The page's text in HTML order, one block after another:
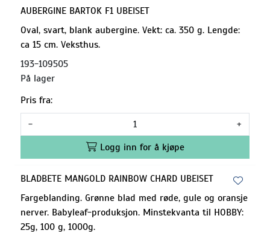
AUBERGINE BARTOK F1 UBEISET
Oval, svart, blank aubergine. Vekt: ca. 350 g. Lengde:
ca 15 cm. Veksthus.
193-109505
På lager
Pris fra:
-
+
Logg inn for å kjøpe
BLADBETE MANGOLD RAINBOW CHARD UBEISET
Fargeblanding. Grønne blad med røde, gule og oransje
nerver. Babyleaf-produksjon. Minstekvanta til HOBBY:
25g, 100 g, 1000g.